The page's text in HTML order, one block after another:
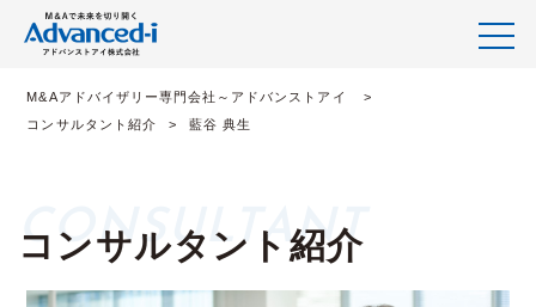
M&Aアドバイザリー専門会社～アドバンストアイ
コンサルタント紹介
藍谷 典生
コンサルタント紹介